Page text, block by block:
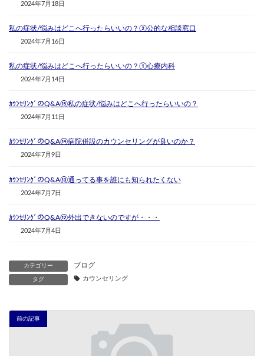
2024年7月18日
私の症状/悩みはどこへ行ったらいいの？②公的な相談窓口
2024年7月16日
私の症状/悩みはどこへ行ったらいいの？①心療内科
2024年7月14日
ｶｳﾝｾﾘﾝｸﾞのQ&A⑮私の症状/悩みはどこへ行ったらいいの？
2024年7月11日
ｶｳﾝｾﾘﾝｸﾞのQ&A⑭病院併設のカウンセリングが良いのか？
2024年7月9日
ｶｳﾝｾﾘﾝｸﾞのQ&A⑬通ってる事を誰にも知られたくない
2024年7月7日
ｶｳﾝｾﾘﾝｸﾞのQ&A⑫外出できないのですが・・・
2024年7月4日
カテゴリー ブログ
タグ カウンセリング
前の記事